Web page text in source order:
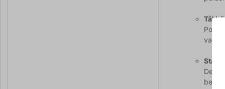
Tål
Stark
Den